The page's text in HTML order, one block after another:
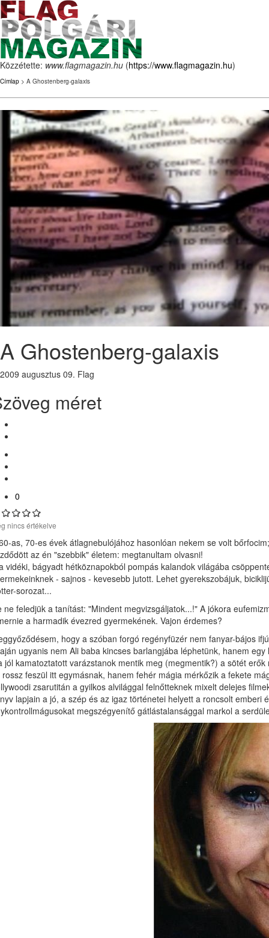
Közzétette: www.flagmagazin.hu (https://www.flagmagazin.hu)
Címlap > A Ghostenberg-galaxis
A Ghostenberg-galaxis
2009 augusztus 09. Flag
méret
0
nincs értékelve
as, 70-es évek átlagnebulójához hasonlóan nekem se volt
az én "szebbik" életem: megtanultam olvasni!
vidéki, bágyadt hétköznapokból pompás kalandok világába
- sajnos - kevesebb jutott. Lehet gyerekszobájuk,
sorozat...
ne feledjük a tanítást: "Mindent megvizsgáljatok...!" A jókora
a harmadik évezred gyermekének. Vajon érdemes?
hogy a szóban forgó regényfüzér nem fanyar-bájos
ugyanis nem Ali baba kincses barlangjába léphetünk, hanem
jól kamatoztatott varázstanok mentik meg (megmentik?) a sötét
rossz feszül itt egymásnak, hanem fehér mágia mérkőzik a fekete
zsarutitán a gyilkos alvilággal felnőtteknek mixelt delejes
lapjain a jó, a szép és az igaz történetei helyett a roncsolt
megszégyenítő gátlástalansággal markol a